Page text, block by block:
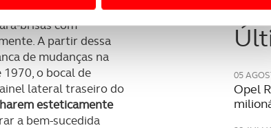
conteúdos e anúncios, para lhe proporcionar
de navegação no nosso website.
do nosso site de publicidade e de análise, com
pessoais serão realizadas apenas com o seu
no contexto dos serviços a prestar.
Em 1970, todas as
brisas com
A partir dessa
de mudanças na
o bocal de
lateral traseiro do
esteticamente
a bem-sucedida
05
Opel